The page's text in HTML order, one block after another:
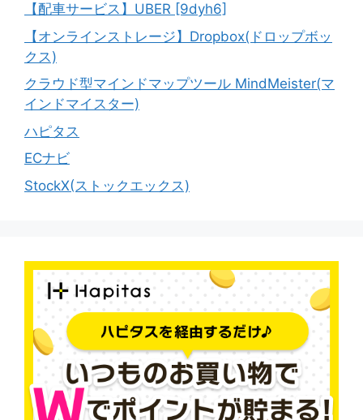
【配車サービス】UBER [9dyh6]
【オンラインストレージ】Dropbox(ドロップボッ
クス)
クラウド型マインドマップツール MindMeister(マ
インドマイスター)
ハピタス
ECナビ
StockX(ストックエックス)